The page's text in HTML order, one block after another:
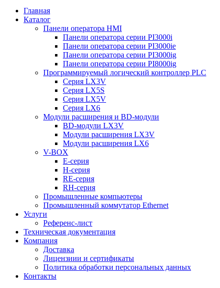
Главная
Каталог
Панели оператора HMI
Панели оператора серии PI3000i
Панели оператора серии PI3000ie
Панели оператора серии PI3000ig
Панели оператора серии PI8000ig
Программируемый логический контроллер PLC
Серия LX3V
Серия LX5S
Серия LX5V
Серия LX6
Модули расширения и BD-модули
BD-модули LX3V
Модули расширения LX3V
Модули расширения LX6
V-BOX
E-серия
H-серия
RE-серия
RH-серия
Промышленные компьютеры
Промышленный коммутатор Ethernet
Услуги
Референс-лист
Техническая документация
Компания
Доставка
Лицензиии и сертификаты
Политика обработки персональных данных
Контакты